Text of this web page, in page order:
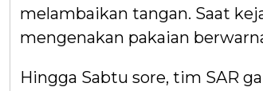
melambaikan tangan. Saat
mengenakan pakaian
Hingga Sabtu sore, tim SAR